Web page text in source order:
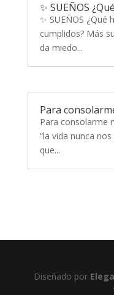
✨ SUEÑOS
✨ SUEÑOS
cumplidos? Más
da miedo...
Para
Para consolarme
“la vida nunca
que...
Diseñado por